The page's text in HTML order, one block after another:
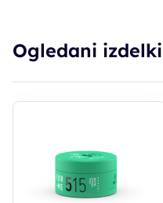
Ogledani izdelki